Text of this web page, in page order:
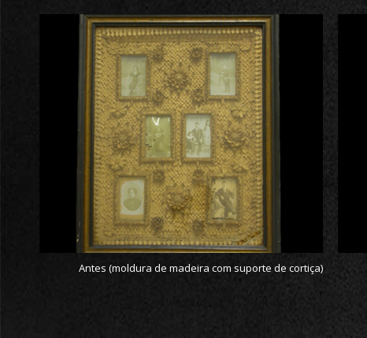
Antes (moldura de madeira com suporte de cortiça)